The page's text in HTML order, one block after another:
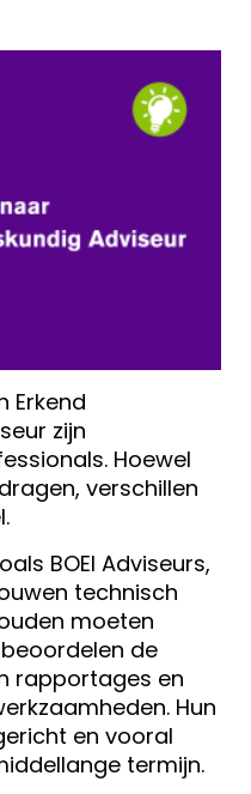
Erkend
zijn
Hoewel
verschillen
BOEI Adviseurs,
technisch
moeten
de
rapportages en
Hun
en vooral
termijn.